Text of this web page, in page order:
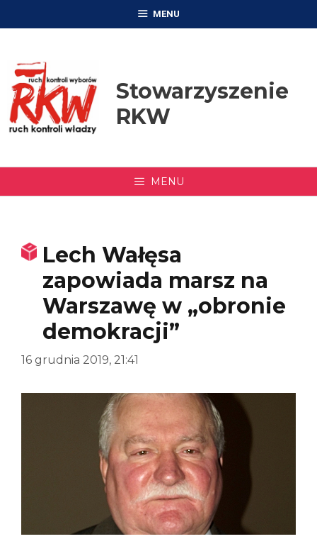
MENU
Stowarzyszenie
RKW
MENU
Lech Wałęsa
zapowiada marsz na
Warszawę w „obronie
demokracji”
16 grudnia 2019, 21:41